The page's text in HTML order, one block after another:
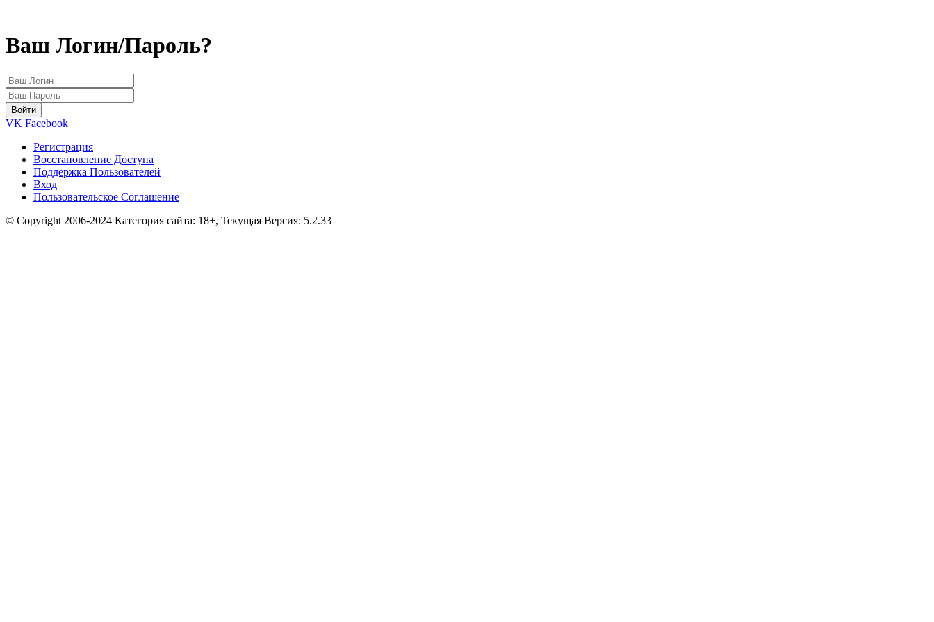
Ваш Логин/Пароль?
VK Facebook
Регистрация
Восстановление Доступа
Поддержка Пользователей
Вход
Пользовательское Соглашение
© Copyright 2006-2024 Категория сайта: 18+, Текущая Версия: 5.2.33